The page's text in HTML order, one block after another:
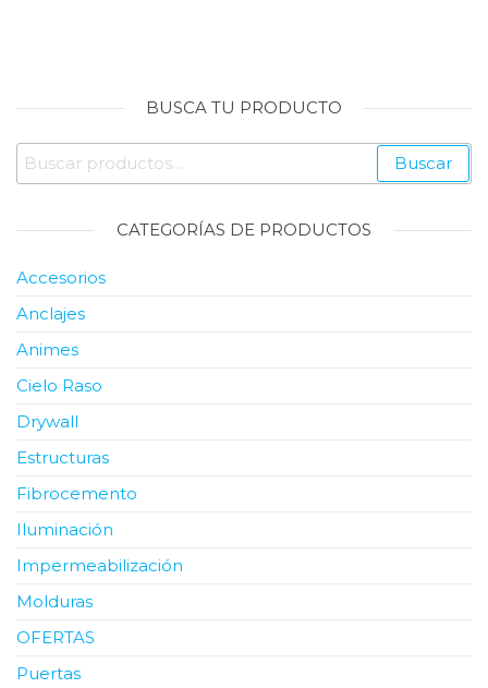
BUSCA TU PRODUCTO
Buscar
por:
Buscar
CATEGORÍAS DE PRODUCTOS
Accesorios
Anclajes
Animes
Cielo Raso
Drywall
Estructuras
Fibrocemento
Iluminación
Impermeabilización
Molduras
OFERTAS
Puertas